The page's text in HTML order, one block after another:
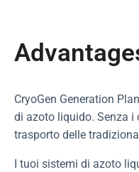
CryoGen Generation
di azoto liquido. Senza i
trasporto delle
I tuoi sistemi di azoto